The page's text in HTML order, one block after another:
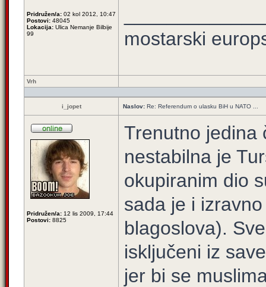
Pridružen/a: 02 kol 2012, 10:47
Postovi: 48045
Lokacija: Ulica Nemanje Bilbije
99
mostarski
Vrh
i_jopet Naslov: Re: Referendum o ulasku BiH u NATO ...
Pridružen/a: 12 lis 2009, 17:44
Postovi: 8825
Trenutno jedina
nestabilna je
okupiranim dio
sada je i
blagoslova).
isključeni iz
jer bi se